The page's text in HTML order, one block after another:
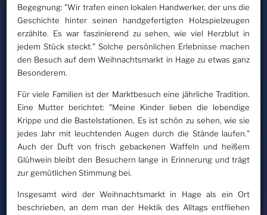
Begegnung: "Wir trafen einen lokalen Handwerker, der uns die
Geschichte hinter seinen handgefertigten Holzspielzeugen
erzählte. Es war faszinierend zu sehen, wie viel Herzblut in
jedem Stück steckt." Solche persönlichen Erlebnisse machen
den Besuch auf dem Weihnachtsmarkt in Hage zu etwas ganz
Besonderem.
Für viele Familien ist der Marktbesuch eine jährliche Tradition.
Eine Mutter berichtet: "Meine Kinder lieben die lebendige
Krippe und die Bastelstationen. Es ist schön zu sehen, wie sie
jedes Jahr mit leuchtenden Augen durch die Stände laufen."
Auch der Duft von frisch gebackenen Waffeln und heißem
Glühwein bleibt den Besuchern lange in Erinnerung und trägt
zur gemütlichen Stimmung bei.
Insgesamt wird der Weihnachtsmarkt in Hage als ein Ort
beschrieben, an dem man der Hektik des Alltags entfliehen